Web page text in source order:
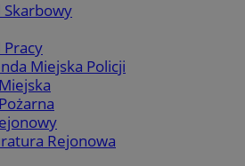
Skarbowy
Pracy
Miejska Policji
Rejonowa